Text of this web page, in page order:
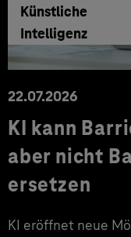
Künstliche
Intelligenz
22.07.2026
KI kann
aber nicht
ersetzen
KI eröffnet neue